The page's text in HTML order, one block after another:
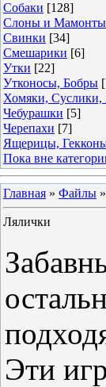
Собаки [128]
Слоны и Мамонты
Свинки [34]
Смешарики [6]
Утки [22]
Утконосы, Бобры
Хомяки, Суслики,
Чебурашки [5]
Черепахи [7]
Ящерицы,
Пока вне
Главная » Файлы »
Лялички
Эти